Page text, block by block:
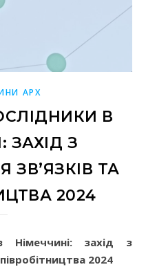
АРХ
В
ЗАХІД З
ТА
2024
2024